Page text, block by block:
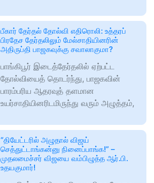
பீகார் தேர்தல் தோல்வி எதிரொலி: உத்தரப்
பிரதேச தேர்தலிலும் மேல்சாதியினரின்
அதிருப்தி பாஜகவுக்கு சவாலாகுமா?
பாங்கிபூர் இடைத்தேர்தலில் ஏற்பட்ட
தோல்வியைத் தொடர்ந்து, பாஜகவின்
பாரம்பரிய ஆதரவுத் தளமான
உயர்சாதியினரிடமிருந்து வரும் அழுத்தம்,
“தியேட்டரில் அழுதால் விஜய்
செத்துட்டாங்கன்னு நினைப்பாங்க!” –
முதலமைச்சர் விஜயை வம்பிழுத்த ஆர்.பி.
உதயகுமார்!